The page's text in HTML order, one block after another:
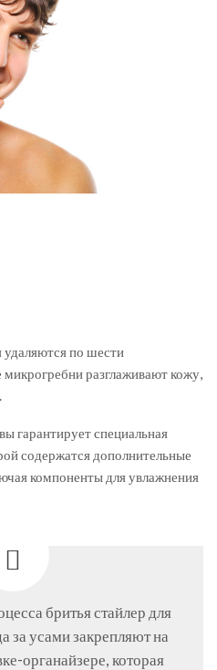
удаляются по шести
разглаживают кожу,
гарантирует специальная
содержатся дополнительные
компоненты для увлажнения
бритья стайлер для
за усами закрепляют на
органайзере, которая